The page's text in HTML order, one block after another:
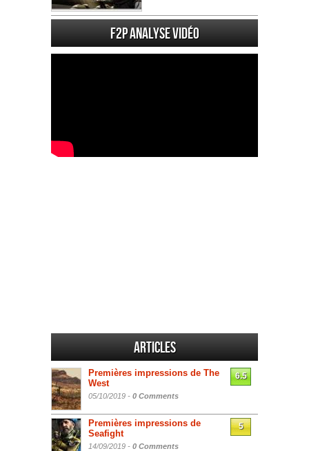
F2P Analyse vidéo
Articles
Premières impressions de The
West
05/10/2019 - 0 Comments
6.5
Premières impressions de
Seafight
14/09/2019 - 0 Comments
5